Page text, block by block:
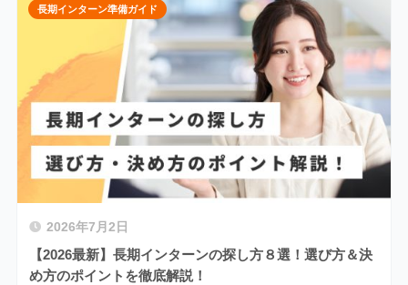
2026年7月2日
【2026最新】長期インターンの探し方８選！選び方＆決
め方のポイントを徹底解説！
長期インターン準備ガイド